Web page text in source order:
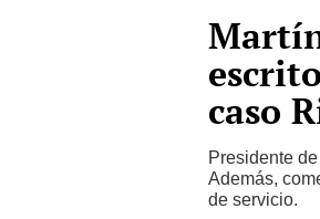
caso
Presidente
Además,
de servicio.